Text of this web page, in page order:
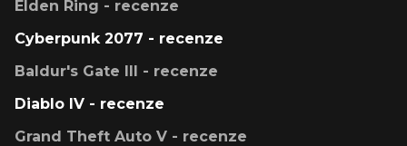
Elden Ring - recenze
Cyberpunk 2077 - recenze
Baldur's Gate III - recenze
Diablo IV - recenze
Grand Theft Auto V - recenze